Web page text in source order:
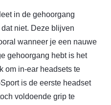
in de gehoorgang
niet. Deze blijven
wanneer je een nauwe
gehoorgang hebt is het
om in-ear headsets te
is de eerste headset
voldoende grip te